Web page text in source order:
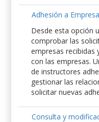
Adhesión a
Desde esta opción
comprobar las
empresas recibidas
con las empresas.
de instructores
gestionar las
solicitar nuevas
Consulta y